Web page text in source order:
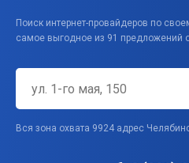
Поиск интернет-провайдеров по
самое выгодное из 91 предложений
Вся зона охвата 9924 адрес